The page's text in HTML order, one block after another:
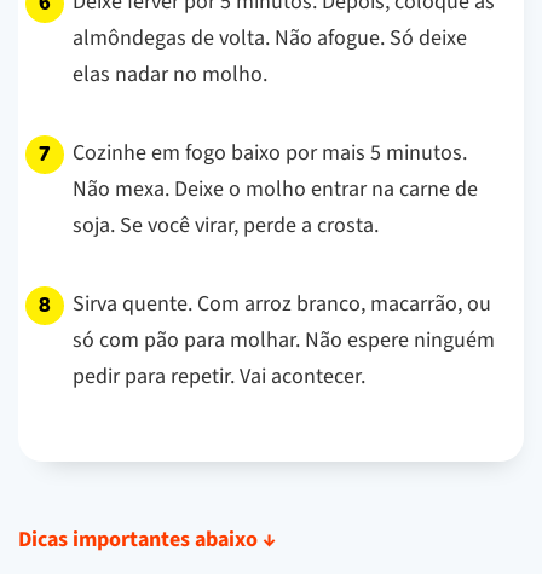
almôndegas de volta. Não afogue. Só deixe
elas nadar no molho.
Cozinhe em fogo baixo por mais 5 minutos.
Não mexa. Deixe o molho entrar na carne de
soja. Se você virar, perde a crosta.
Sirva quente. Com arroz branco, macarrão, ou
só com pão para molhar. Não espere ninguém
pedir para repetir. Vai acontecer.
Dicas importantes abaixo ↓